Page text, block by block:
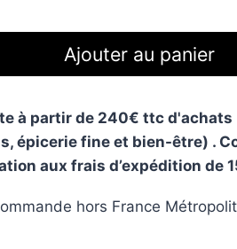
Ajouter au panier
à partir de 240€ ttc
épicerie fine et bien-être) .
aux frais d’expédition de
hors France